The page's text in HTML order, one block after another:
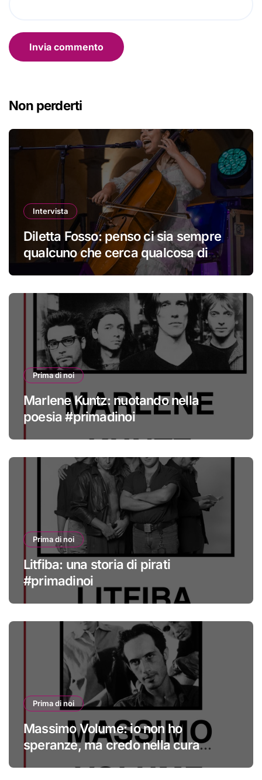
Non perderti
Intervista
Diletta Fosso: penso ci sia sempre
qualcuno che cerca qualcosa di
Prima di noi
Marlene Kuntz: nuotando nella
poesia #primadinoi
Prima di noi
Litfiba: una storia di pirati
#primadinoi
Prima di noi
Massimo Volume: io non ho
speranze, ma credo nella cura